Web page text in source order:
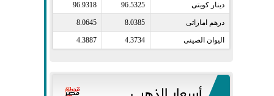
دينار كويتى​ 96.5325
96.9318
درهم اماراتى​ 8.0385
8.0645
اليوان الصينى​ 4.3734
4.3887
أسعار الذهب